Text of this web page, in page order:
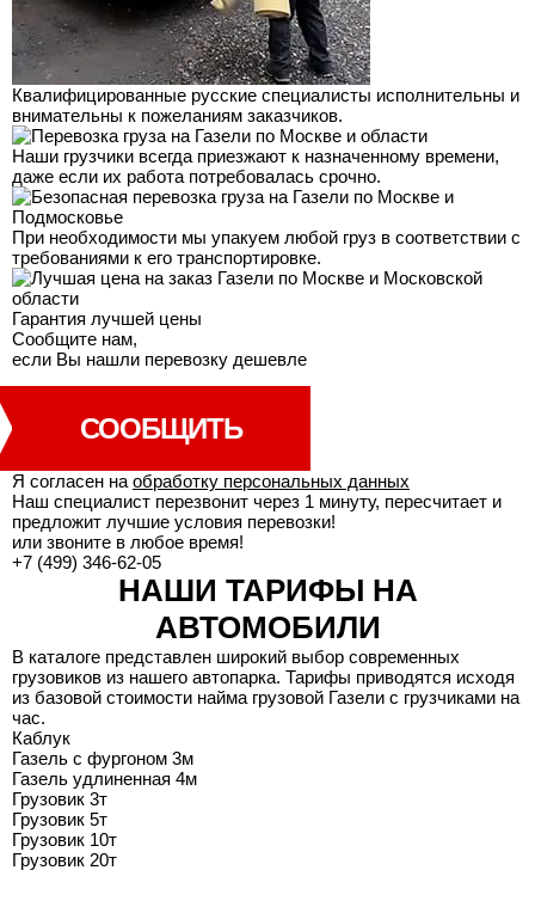
Квалифицированные русские специалисты исполнительны и
внимательны к пожеланиям заказчиков.
Наши грузчики всегда приезжают к назначенному времени,
даже если их работа потребовалась срочно.
При необходимости мы упакуем любой груз в соответствии с
требованиями к его транспортировке.
Гарантия лучшей цены
Сообщите нам,
если Вы нашли перевозку дешевле
СООБЩИТЬ
Я согласен на обработку персональных данных
Наш специалист перезвонит через 1 минуту, пересчитает и
предложит лучшие условия перевозки!
или звоните в любое время!
+7 (499) 346-62-05
НАШИ ТАРИФЫ НА
АВТОМОБИЛИ
В каталоге представлен широкий выбор современных
грузовиков из нашего автопарка. Тарифы приводятся исходя
из базовой стоимости найма грузовой Газели с грузчиками на
час.
Каблук
Газель с фургоном 3м
Газель удлиненная 4м
Грузовик 3т
Грузовик 5т
Грузовик 10т
Грузовик 20т